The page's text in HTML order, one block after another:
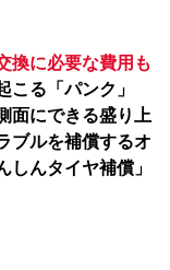
換に必要な費用も
こる「パンク」
面にできる盛り上
ブルを補償するオ
んタイヤ補償」